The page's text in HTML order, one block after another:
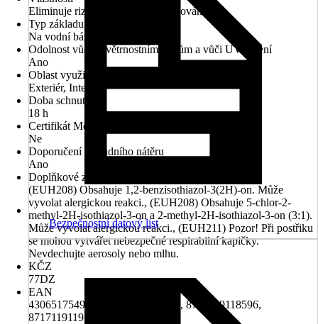
Eliminuje riziko nežádoucího slepování
Typ základu
Na vodní bázi
Odolnost vůči povětrnostním vlivům a vůči UV záření
Ano
Oblast využití
Exteriér, Interiér
Doba schnutí cca
18 h
Certifikát Modrý anděl (Blauer Engel)
Ne
Doporučení základního nátěru
Ano
Doplňkové znaky nebezpečnosti (věty EUH)
(EUH208) Obsahuje 1,2-benzisothiazol-3(2H)-on. Může
vyvolat alergickou reakci., (EUH208) Obsahuje 5-chlor-2-
methyl-2H-isothiazol-3-on a 2-methyl-2H-isothiazol-3-on (3:1).
Může vyvolat alergickou reakci., (EUH211) Pozor! Při postřiku
se mohou vytvářet nebezpečné respirabilní kapičky.
Nevdechujte aerosoly nebo mlhu.
KČZ
77DZ
EAN
4306517549169, 8717119112389, 8717119118596,
8717119119777, 8717119120292
Bezpečnostní datový list